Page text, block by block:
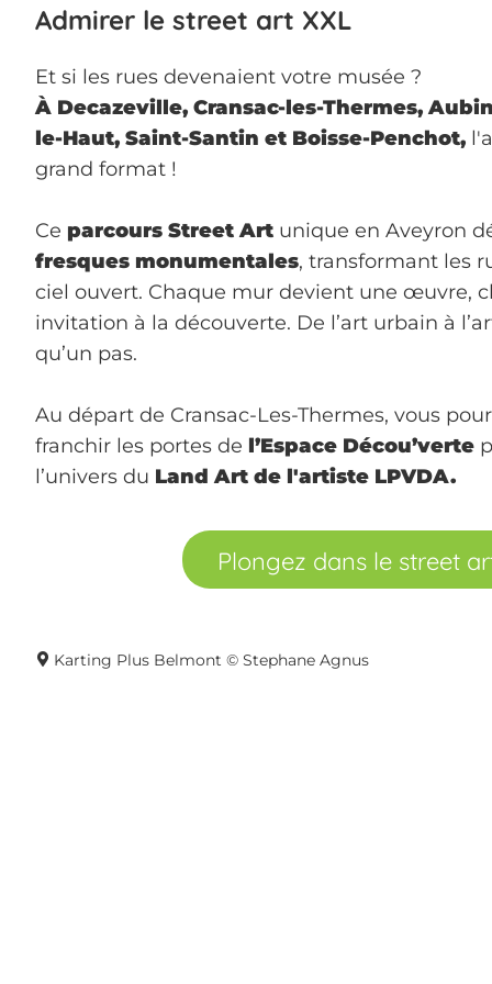
Admirer le street art XXL
Et si les rues devenaient votre musée ?
À Decazeville, Cransac-les-Thermes,
le-Haut, Saint-Santin et Boisse-Penchot,
grand format !
Ce parcours Street Art unique en Aveyron
fresques monumentales, transformant les
ciel ouvert. Chaque mur devient une œuvre,
invitation à la découverte. De l’art urbain à
qu’un pas.
Au départ de Cransac-Les-Thermes, vous
franchir les portes de l’Espace Décou’verte
l’univers du Land Art de l'artiste LPVDA.
Plongez dans le street
Karting Plus Belmont © Stephane Agnus